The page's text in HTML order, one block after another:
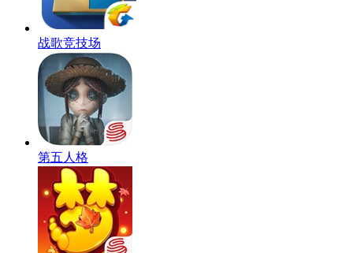
战歌竞技场
第五人格